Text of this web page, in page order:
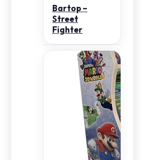
Bartop –
Street
Fighter